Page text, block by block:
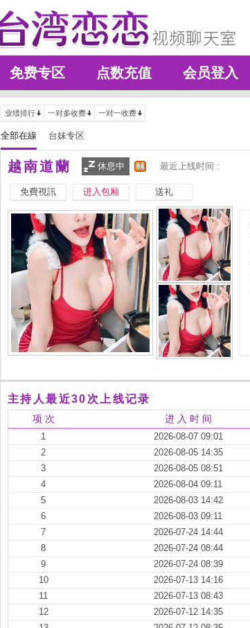
免费专区 点数充值 会员登入
业绩排行 一对多收费 一对一收费
全部在線 台妹专区
越南道蘭 休息中 最近上线时间 :
免費視訊 进入包厢 送礼
主持人最近30次上线记录
项 次 进 入 时 间
1 2026-08-07 09:01
2
2026-08-05 14:35
3
2026-08-05 08:51
4
2026-08-04 09:11
5
2026-08-03 14:42
6
2026-08-03 09:11
7
2026-07-24 14:44
8
2026-07-24 08:44
9
2026-07-24 08:39
10
2026-07-13 14:16
11
2026-07-13 08:43
12
2026-07-12 14:35